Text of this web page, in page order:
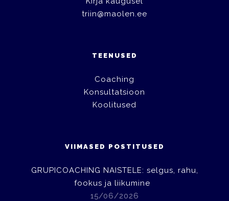
triin@maolen.ee
TEENUSED
Coaching
Konsultatsioon
Koolitused
VIIMASED POSTITUSED
GRUPICOACHING NAISTELE: selgus, rahu,
fookus ja liikumine
15/06/2026